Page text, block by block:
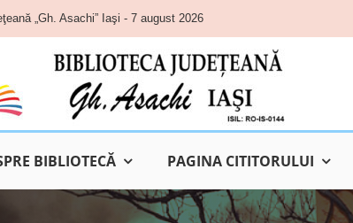
„Gh. Asachi” Iaşi - 7 august 2026
BIBLIOTECĂ PAGINA CITITORULUI